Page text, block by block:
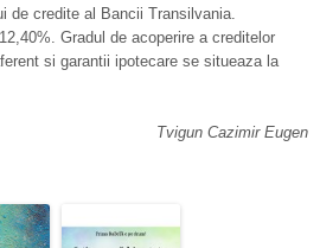
de credite al Bancii Transilvania.
Gradul de acoperire a creditelor
si garantii ipotecare se situeaza la
Tvigun Cazimir Eugen